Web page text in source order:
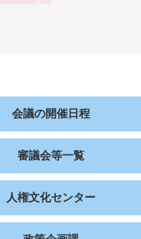
会議の開催日程
審議会等一覧
人権文化センター